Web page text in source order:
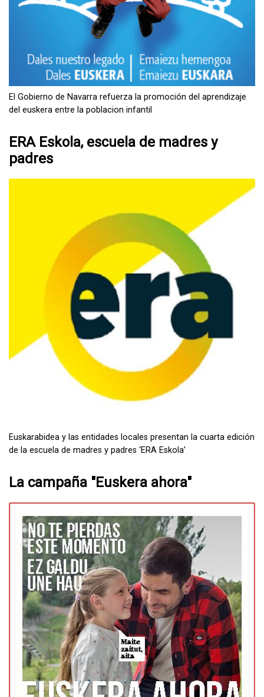
El Gobierno de Navarra refuerza la promoción del aprendizaje
del euskera entre la poblacion infantil
ERA Eskola, escuela de madres y
padres
Euskarabidea y las entidades locales presentan la cuarta edición
de la escuela de madres y padres ‘ERA Eskola’
La campaña "Euskera ahora"